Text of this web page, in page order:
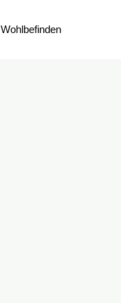
Wohlbefinden